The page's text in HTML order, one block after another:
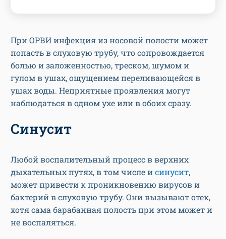
При ОРВИ инфекция из носовой полости может
попасть в слуховую трубу, что сопровождается
болью и заложенностью, треском, шумом и
гулом в ушах, ощущением переливающейся в
ушах воды. Неприятные проявления могут
наблюдаться в одном ухе или в обоих сразу.
Синусит
Любой воспалительный процесс в верхних
дыхательных путях, в том числе исинусит,
может привести к проникновению вирусов и
бактерий в слуховую трубу. Они вызывают отек,
хотя сама барабанная полость при этом может и
не воспаляться.